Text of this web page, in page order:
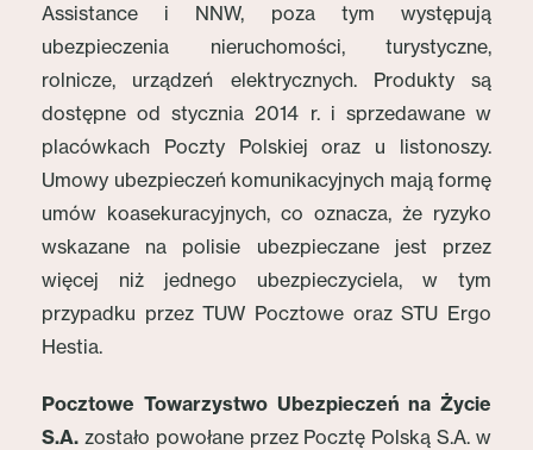
Assistance i NNW, poza tym występują
ubezpieczenia nieruchomości, turystyczne,
rolnicze, urządzeń elektrycznych. Produkty są
dostępne od stycznia 2014 r. i sprzedawane w
placówkach Poczty Polskiej oraz u listonoszy.
Umowy ubezpieczeń komunikacyjnych mają formę
umów koasekuracyjnych, co oznacza, że ryzyko
wskazane na polisie ubezpieczane jest przez
więcej niż jednego ubezpieczyciela, w tym
przypadku przez TUW Pocztowe oraz STU Ergo
Hestia.
Pocztowe Towarzystwo Ubezpieczeń na Życie
S.A. zostało powołane przez Pocztę Polską S.A. w